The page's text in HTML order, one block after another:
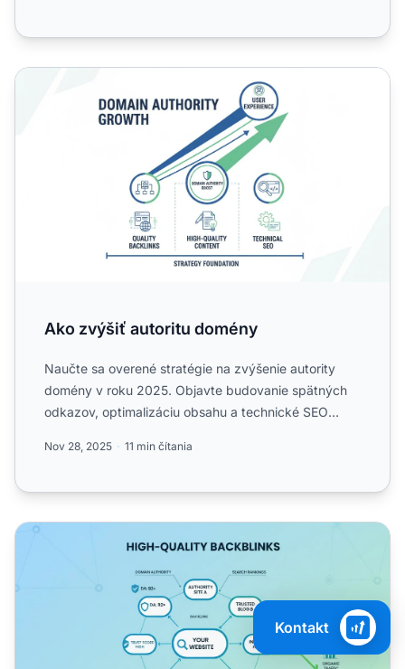
Ako zvýšiť autoritu domény
Ako zvýšiť autoritu domény
Naučte sa overené stratégie na zvýšenie autority
domény v roku 2025. Objavte budovanie spätných
odkazov, optimalizáciu obsahu a technické SEO
Nov 28, 2025 11 min čítania
Prečo sú kvalitné spätné odkazy dôležité pre SEO?
Kontakt